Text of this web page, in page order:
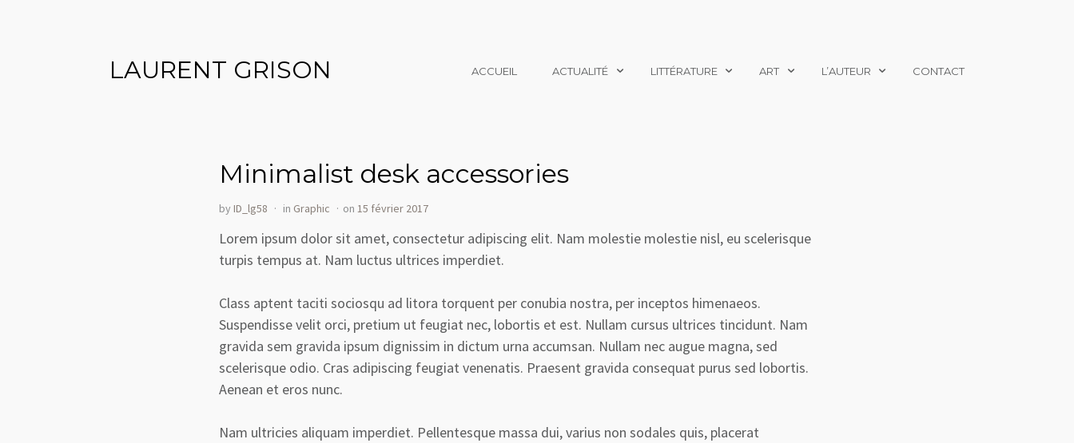
LAURENT GRISON ACCUEIL ACTUALITÉ LITTÉRATURE ART L’AUTEUR CONTACT
Minimalist desk accessories
byID_lg58 in Graphic on15 février 2017
Lorem ipsum dolor sit amet, consectetur adipiscing elit. Nam molestie molestie nisl, eu scelerisque
turpis tempus at. Nam luctus ultrices imperdiet.
Class aptent taciti sociosqu ad litora torquent per conubia nostra, per inceptos himenaeos.
Suspendisse velit orci, pretium ut feugiat nec, lobortis et est. Nullam cursus ultrices tincidunt. Nam
gravida sem gravida ipsum dignissim in dictum urna accumsan. Nullam nec augue magna, sed
scelerisque odio. Cras adipiscing feugiat venenatis. Praesent gravida consequat purus sed lobortis.
Aenean et eros nunc.
Nam ultricies aliquam imperdiet. Pellentesque massa dui, varius non sodales quis, placerat